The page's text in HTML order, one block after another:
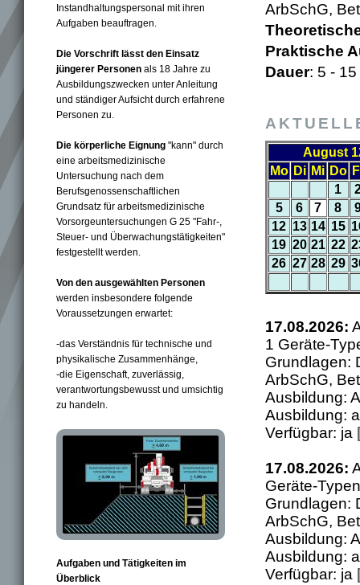
Instandhaltungspersonal mit ihren
Aufgaben beauftragen.
Die Vorschrift lässt den Einsatz
jüngerer Personen als 18 Jahre zu
Ausbildungszwecken unter Anleitung
und ständiger Aufsicht durch erfahrene
Personen zu.
Die körperliche Eignung "kann" durch
eine arbeitsmedizinische
Untersuchung nach dem
Berufsgenossenschaftlichen
Grundsatz für arbeitsmedizinische
Vorsorgeuntersuchungen G 25 "Fahr-,
Steuer- und Überwachungstätigkeiten"
festgestellt werden.
Von den ausgewählten Personen
werden insbesondere folgende
Voraussetzungen erwartet:
-das Verständnis für technische und
physikalische Zusammenhänge,
-die Eigenschaft, zuverlässig,
verantwortungsbewusst und umsichtig
zu handeln.
Aufgaben und Tätigkeiten im
Überblick
ArbSchG,
Praktische
Dauer: 5 -
August
Mo Di Mi Do
1
5
6 7 8
12 13 14 15
19 20 21 22
26 27 28 29
17.08.2026:
1 Geräte-
Grundlagen:
ArbSchG,
Ausbildung:
Ausbildung:
Verfügbar: ja
17.08.2026:
Geräte-
Grundlagen:
ArbSchG,
Ausbildung:
Ausbildung:
Verfügbar: ja